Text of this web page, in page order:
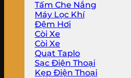
Tấm Che Nắng
Máy Lọc Khí
Đệm Hơi
Còi Xe
Còi Xe
Quạt Taplo
Sạc Điện Thoại
Kẹp Điện Thoại